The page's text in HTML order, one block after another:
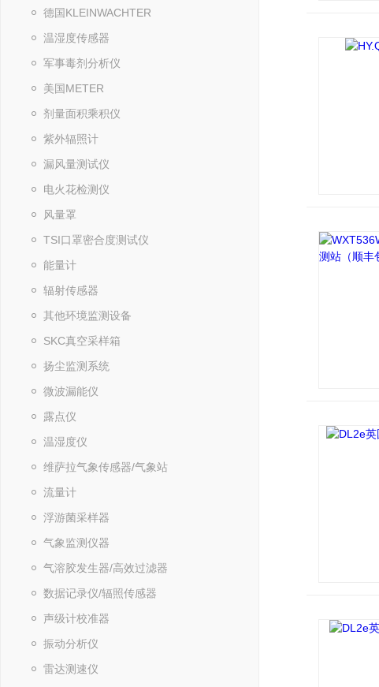
德国KLEINWACHTER
温湿度传感器
军事毒剂分析仪
美国METER
剂量面积乘积仪
紫外辐照计
漏风量测试仪
电火花检测仪
风量罩
TSI口罩密合度测试仪
能量计
辐射传感器
其他环境监测设备
SKC真空采样箱
扬尘监测系统
微波漏能仪
露点仪
温湿度仪
维萨拉气象传感器/气象站
流量计
浮游菌采样器
气象监测仪器
气溶胶发生器/高效过滤器
数据记录仪/辐照传感器
声级计校准器
振动分析仪
雷达测速仪